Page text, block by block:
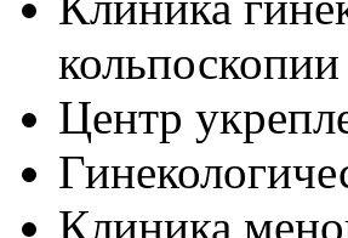
кольпоскопии
Центр
Клиника